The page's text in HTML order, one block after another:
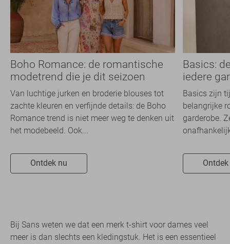
Boho Romance: de romantische
modetrend die je dit seizoen
overal ziet
Van luchtige jurken en broderie blouses tot
zachte kleuren en verfijnde details: de Boho
Romance trend is niet meer weg te denken uit
het modebeeld. Ook...
Ontdek nu
Basics:
iedere
Basics zijn
belangrijke
garderobe.
Bij Sans weten we dat een merk t-shirt voor dames veel
meer is dan slechts een kledingstuk. Het is een essentieel